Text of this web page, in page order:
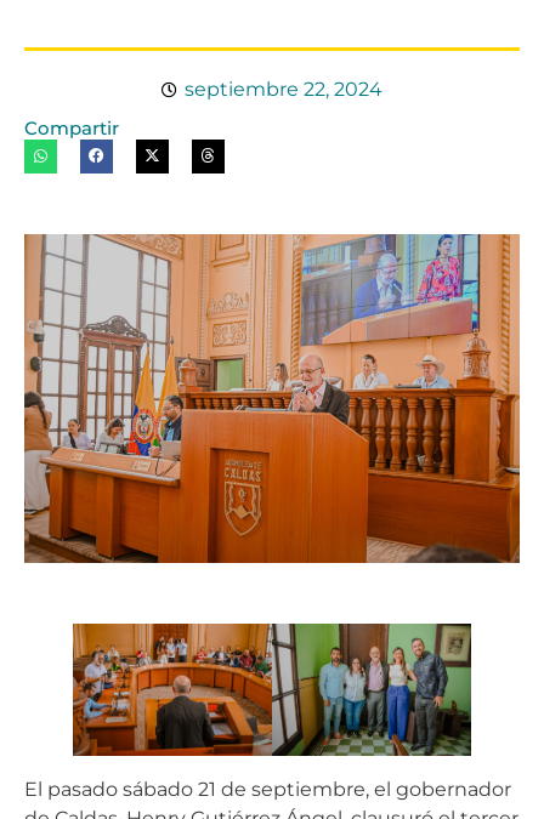
septiembre 22, 2024
Compartir
El pasado sábado 21 de septiembre, el gobernador